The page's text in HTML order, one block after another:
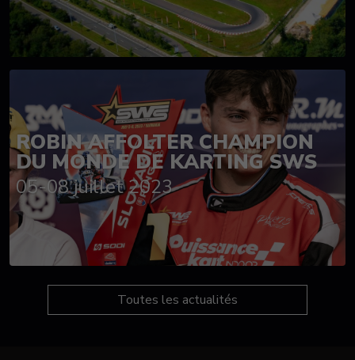
ROBIN AFFOLTER CHAMPION
DU MONDE DE KARTING SWS
05-08 juillet 2023
Toutes les actualités